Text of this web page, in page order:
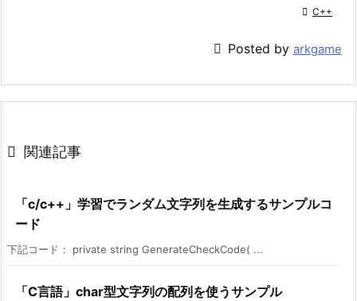
 C++
 Posted by arkgame
 関連記事
「c/c++」学習でランダム文字列を生成するサンプルコ
ード
下記コード： private string GenerateCheckCode( ...
「C言語」char型文字列の配列を使うサンプル